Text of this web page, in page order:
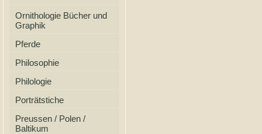
Ornithologie Bücher und
Graphik
Pferde
Philosophie
Philologie
Porträtstiche
Preussen / Polen /
Baltikum